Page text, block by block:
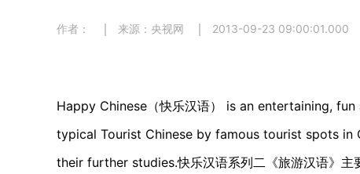
作者： 来源：央视网 2013-09-23 09:00:01.000
Happy Chinese（快乐汉语） is an entertaining,
typical Tourist Chinese by famous tourist spots
their further studies.快乐汉语系列二《旅游汉语》主